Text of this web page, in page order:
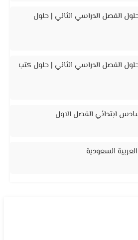
الفصل الدراسي الثاني | حلول
الفصل الدراسي الثاني | حلول كتب
ابتدائي الفصل الاول
السعودية